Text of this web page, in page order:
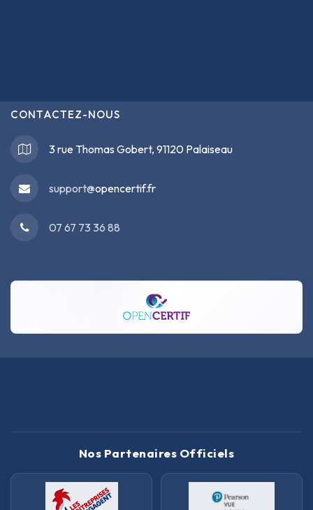
CONTACTEZ-NOUS
3 rue Thomas Gobert, 91120 Palaiseau
support@opencertif.fr
07 67 73 36 88
Nos Partenaires Officiels